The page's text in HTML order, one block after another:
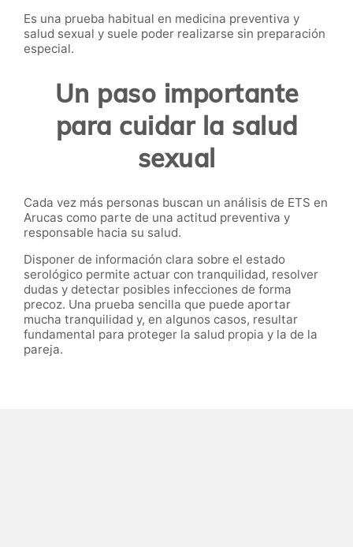
Es una prueba habitual en medicina preventiva y
salud sexual y suele poder realizarse sin preparación
especial.
Un paso importante
para cuidar la salud
sexual
Cada vez más personas buscan un análisis de ETS en
Arucas como parte de una actitud preventiva y
responsable hacia su salud.
Disponer de información clara sobre el estado
serológico permite actuar con tranquilidad, resolver
dudas y detectar posibles infecciones de forma
precoz. Una prueba sencilla que puede aportar
mucha tranquilidad y, en algunos casos, resultar
fundamental para proteger la salud propia y la de la
pareja.